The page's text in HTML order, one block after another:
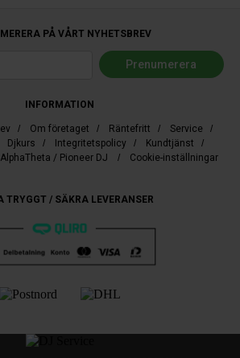
PÅ VÅRT NYHETSBREV
INFORMATION
/ Om företaget / Räntefritt / Service /
Djkurs / Integritetspolicy / Kundtjänst /
AlphaTheta / Pioneer DJ / Cookie-inställningar
TRYGGT / SÄKRA LEVERANSER